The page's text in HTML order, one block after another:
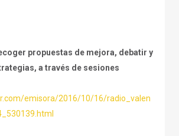
propuestas de mejora, debatir y
a través de sesiones
emisora/2016/10/16/radio_valen